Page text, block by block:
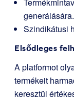
generálására.
Szindikátusi
Elsődleges
A platformot
termékeit
keresztül